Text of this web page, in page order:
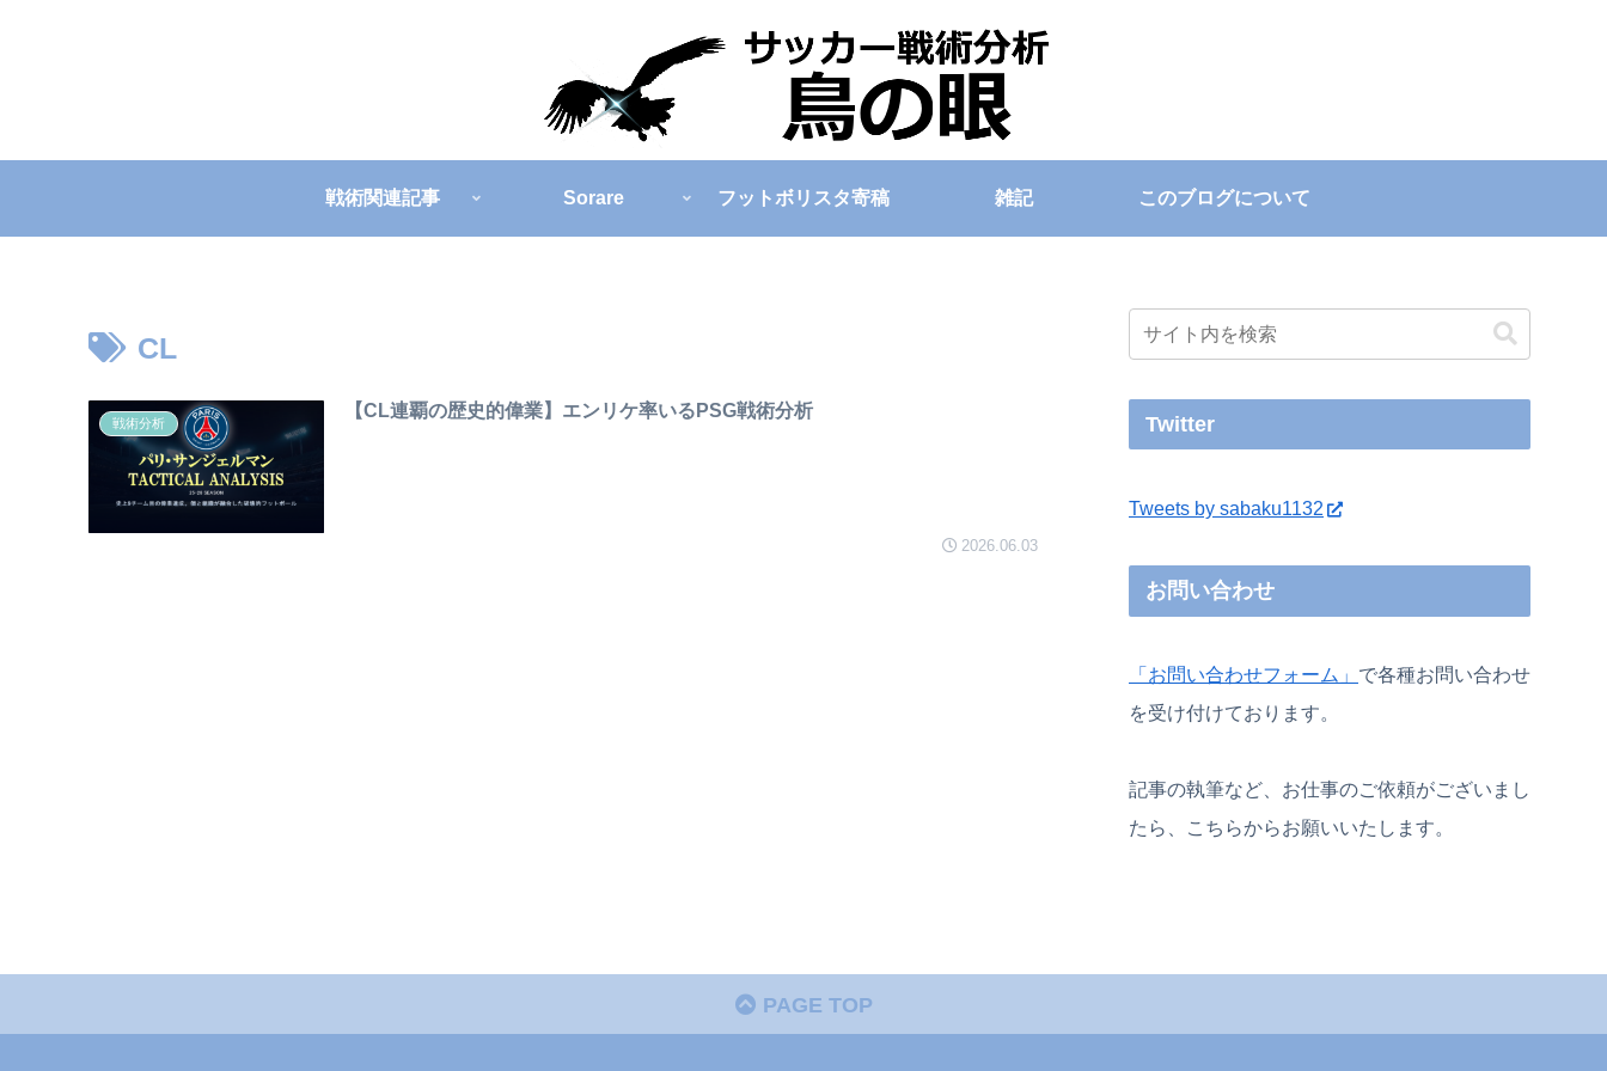
戦術関連記事 Sorare フットボリスタ寄稿 雑記 このブログについて
CL
戦術分析
【CL連覇の歴史的偉業】エンリケ率いるPSG戦術分析
2026.06.03
Twitter
Tweets by sabaku1132
お問い合わせ
「お問い合わせフォーム」 で各種お問い合わせ
を受け付けております。
記事の執筆など、お仕事のご依頼がございまし
たら、こちらからお願いいたします。
PAGE TOP